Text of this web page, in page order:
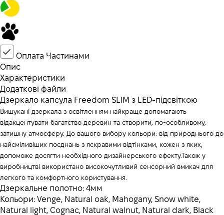
Оплата Частинами
Опис
Характеристики
Додаткові файли
Дзеркало капсула Freedom SLIM з LED-підсвіткою
Вишукані дзеркала з освітленням найкраще допомагають
відакцентувати багатство деревин та створити, по-особливому,
затишну атмосферу. До вашого вибору кольори: від природнього до
найсміливіших поєднань з яскравими відтінками, кожен з яких,
допоможе досягти необхідного дизайнерського ефекту.Також у
виробництві використано високочутливий сенсорний вмикач для
легкого та комфортного користування.
Дзеркальне полотно: 4мм
Кольори: Venge, Natural oak, Mahogany, Snow white,
Natural light, Cognac, Natural walnut, Natural dark, Black